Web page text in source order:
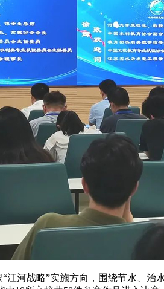
江河战略”实施方向，围绕节水、